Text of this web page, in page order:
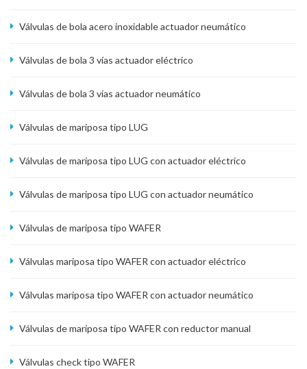
Válvulas de bola acero inoxidable actuador neumático
Válvulas de bola 3 vías actuador eléctrico
Válvulas de bola 3 vías actuador neumático
Válvulas de mariposa tipo LUG
Válvulas de mariposa tipo LUG con actuador eléctrico
Válvulas de mariposa tipo LUG con actuador neumático
Válvulas de mariposa tipo WAFER
Válvulas mariposa tipo WAFER con actuador eléctrico
Válvulas mariposa tipo WAFER con actuador neumático
Válvulas de mariposa tipo WAFER con reductor manual
Válvulas check tipo WAFER